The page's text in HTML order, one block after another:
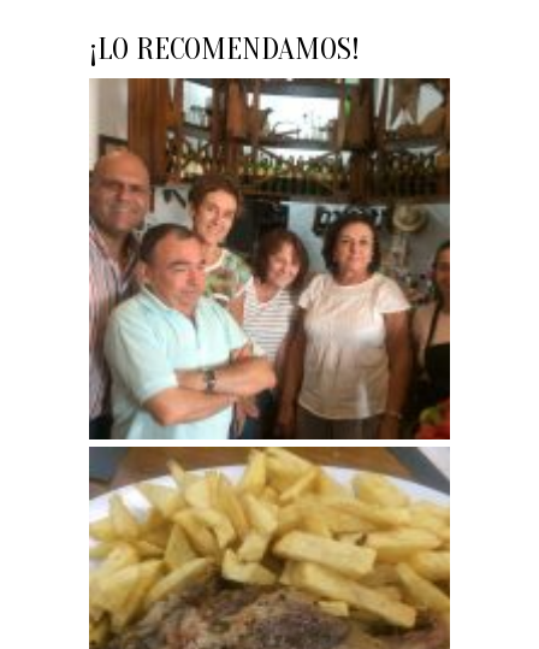
¡LO RECOMENDAMOS!